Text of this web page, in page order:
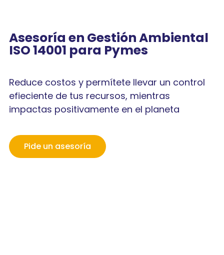
Asesoría en Gestión Ambiental
ISO 14001 para Pymes
Reduce costos y permítete llevar un control
efieciente de tus recursos, mientras
impactas positivamente en el planeta
Pide un asesoría